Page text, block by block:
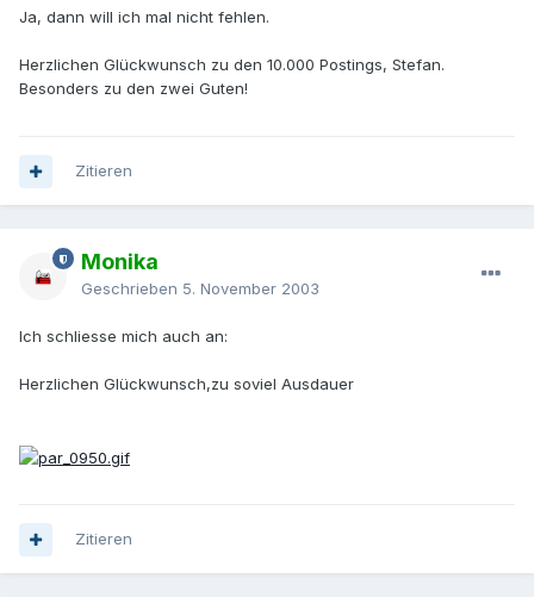
Ja, dann will ich mal nicht fehlen.
Herzlichen Glückwunsch zu den 10.000 Postings, Stefan.
Besonders zu den zwei Guten!
Zitieren
Monika
Geschrieben 5. November 2003
Ich schliesse mich auch an:
Herzlichen Glückwunsch,zu soviel Ausdauer
Zitieren